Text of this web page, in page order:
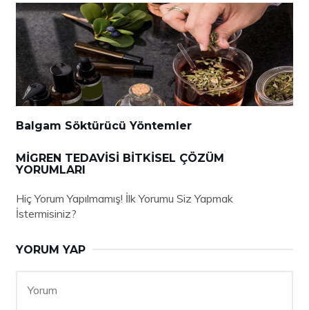
Balgam Söktürücü Yöntemler
MIGREN TEDAVISI BITKISEL ÇÖZÜM
YORUMLARI
Hiç Yorum Yapılmamış! İlk Yorumu Siz Yapmak
İstermisiniz?
YORUM YAP